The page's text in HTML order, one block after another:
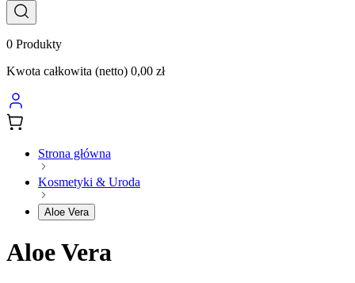
0 Produkty
Kwota całkowita (netto) 0,00 zł
Strona główna
Kosmetyki & Uroda
Aloe Vera
Aloe Vera